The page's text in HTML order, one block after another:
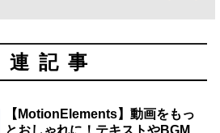
連記事
【MotionElements】動画をもっ
とおしゃれに！テキストやBGM